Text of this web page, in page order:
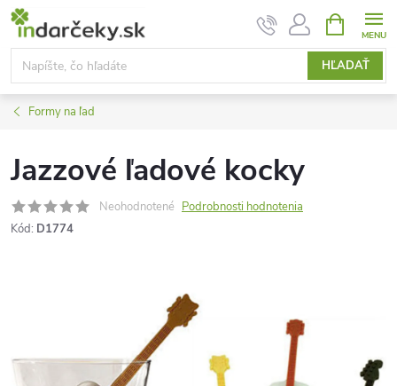
Prejsť
obsah
HĽADAŤ
KOŠÍK
Formy na ľad
Jazzové ľadové kocky
Neohodnotené Podrobnosti hodnotenia
Kód: D1774